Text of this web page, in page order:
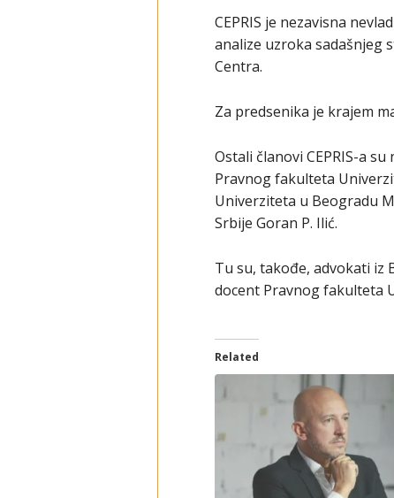
CEPRIS je nezavisna
analize uzroka
Centra.
Za predsenika je krajem
Ostali članovi CEPRIS-a
Pravnog fakulteta
Univerziteta u Beogradu
Srbije Goran P. Ilić.
Tu su, takođe, advokati iz
docent Pravnog fakulteta
Related